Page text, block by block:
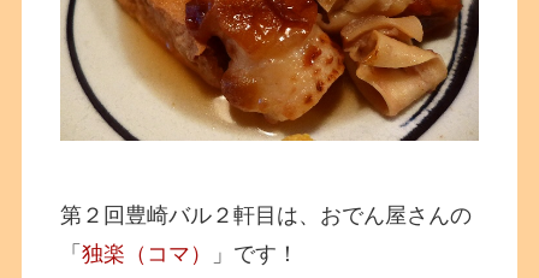
第２回豊崎バル２軒目は、おでん屋さんの
「独楽（コマ）
」です！